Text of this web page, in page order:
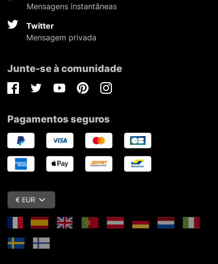
Mensagens instantâneas
Twitter
Mensagem privada
Junte-se à comunidade
FacebookTwitterYoutubePinterestInstagram
Pagamentos seguros
€ EUR